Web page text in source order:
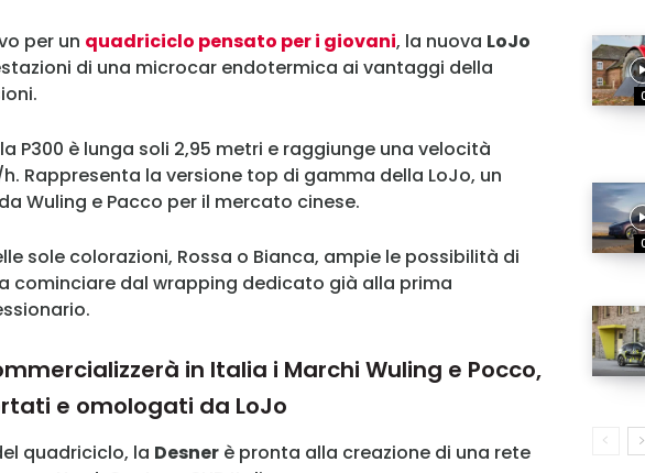
MY INFORICAMBI
per un quadriciclo pensato per i giovani, la nuova LoJo
di una microcar endotermica ai vantaggi della
P300 è lunga soli 2,95 metri e raggiunge una velocità
Rappresenta la versione top di gamma della LoJo, un
Wuling e Pacco per il mercato cinese.
sole colorazioni, Rossa o Bianca, ampie le possibilità di
cominciare dal wrapping dedicato già alla prima
in Italia i Marchi Wuling e Pocco,
e omologati da LoJo
quadriciclo, la Desnerè pronta alla creazione di una rete